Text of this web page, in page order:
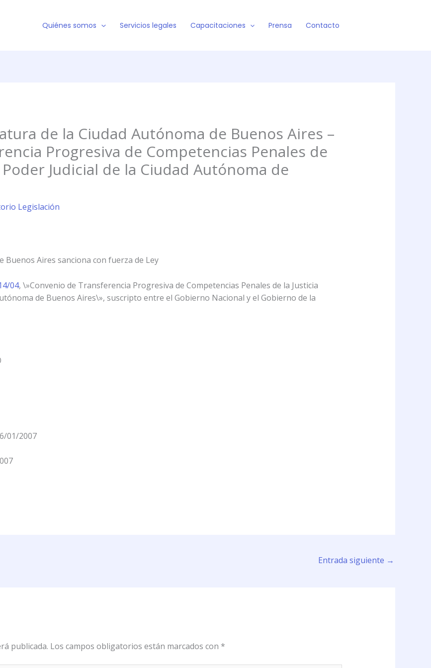
Quiénes somos Servicios legales Capacitaciones Prensa Contacto
de la Ciudad Autónoma de Buenos Aires –
Progresiva de Competencias Penales de
Judicial de la Ciudad Autónoma de
Legislación
Buenos Aires sanciona con fuerza de Ley
04, \»Convenio de Transferencia Progresiva de Competencias Penales de la Justicia
de Buenos Aires\», suscripto entre el Gobierno Nacional y el Gobierno de la
01/2007
Entrada siguiente →
publicada. Los campos obligatorios están marcados con *